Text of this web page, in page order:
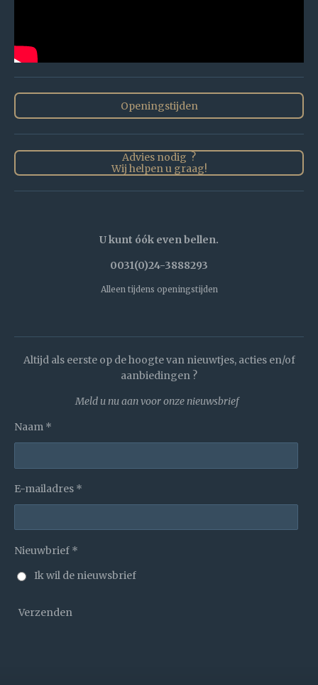
Openingstijden
Advies nodig ?
Wij helpen u graag!
U kunt óók even bellen.
0031(0)24-3888293
Alleen tijdens openingstijden
Altijd als eerste op de hoogte van nieuwtjes, acties en/of
aanbiedingen ?
Meld u nu aan voor onze nieuwsbrief
Naam *
E-mailadres *
Nieuwbrief *
Ik wil de nieuwsbrief
Verzenden